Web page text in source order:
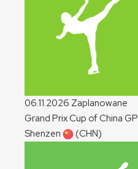
06.11.2026 Zaplanowane
Grand Prix Cup of China GP
Shenzen
(CHN)